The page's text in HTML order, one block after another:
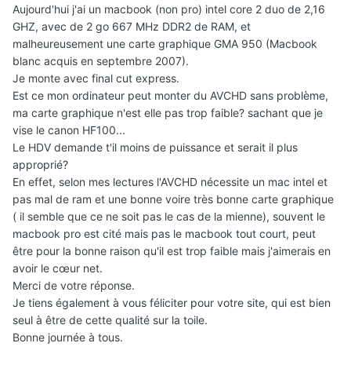
Aujourd'hui j'ai un macbook (non pro) intel core 2 duo de 2,16
GHZ, avec de 2 go 667 MHz DDR2 de RAM, et
malheureusement une carte graphique GMA 950 (Macbook
blanc acquis en septembre 2007).
Je monte avec final cut express.
Est ce mon ordinateur peut monter du AVCHD sans problème,
ma carte graphique n'est elle pas trop faible? sachant que je
vise le canon HF100...
Le HDV demande t'il moins de puissance et serait il plus
approprié?
En effet, selon mes lectures l'AVCHD nécessite un mac intel et
pas mal de ram et une bonne voire très bonne carte graphique
( il semble que ce ne soit pas le cas de la mienne), souvent le
macbook pro est cité mais pas le macbook tout court, peut
être pour la bonne raison qu'il est trop faible mais j'aimerais en
avoir le cœur net.
Merci de votre réponse.
Je tiens également à vous féliciter pour votre site, qui est bien
seul à être de cette qualité sur la toile.
Bonne journée à tous.